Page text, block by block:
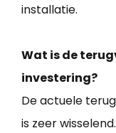
installatie.
Wat is de
investering?
De actuele
is zeer